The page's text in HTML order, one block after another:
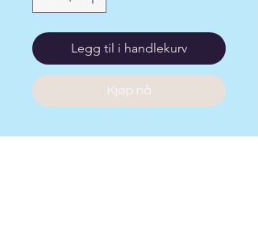
Legg til i handlekurv
Kjøp nå